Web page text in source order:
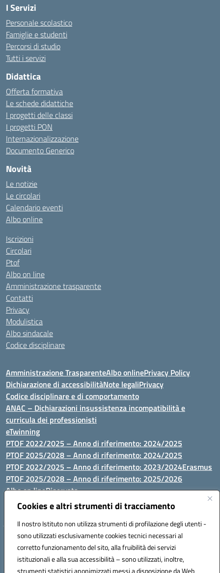
Cookies e altri strumenti di tracciamento
Il nostro Istituto non utilizza strumenti di profilazione degli utenti -
sono utilizzati esclusivamente cookies tecnici necessari al
corretto funzionamento del sito, alla fruibilità dei servizi
istituzionali e alla sua accessibilità – sono utilizzati, inoltre,
strumenti statistici anonimizzati messi a disposizione da Web
I Servizi
Personale scolastico
Famiglie e studenti
Percorsi di studio
Tutti i servizi
Didattica
Offerta formativa
Le schede didattiche
I progetti delle classi
I progetti PON
Internazionalizzazione
Documento Generico
Novità
Le notizie
Le circolari
Calendario eventi
Albo online
Iscrizioni
Circolari
Ptof
Albo on line
Amministrazione trasparente
Contatti
Privacy
Modulistica
Albo sindacale
Codice disciplinare
Amministrazione TrasparenteAlbo onlinePrivacy Policy
Dichiarazione di accessibilitàNote legaliPrivacy
Codice disciplinare e di comportamento
ANAC – Dichiarazioni insussistenza incompatibilità e
curricula dei professionisti
eTwinning
PTOF 2022/2025 – Anno di riferimento: 2024/2025
PTOF 2025/2028 – Anno di riferimento: 2024/2025
PTOF 2022/2025 – Anno di riferimento: 2023/2024Erasmus
PTOF 2025/2028 – Anno di riferimento: 2025/2026
Albo on lineRiservata
P.N. Dotazione di attrezzature per le palestre
Via Luna e Sole, 44 07100, Sassari - Tel 079293287 - Fax 0793764116
- Mail: ssvc010009@istruzione.it - PEC: ssvc010009@pec.istruzione.it
- C.F. / P.IVA Convitto 80000150906 - C.F. Scuole 92073300904